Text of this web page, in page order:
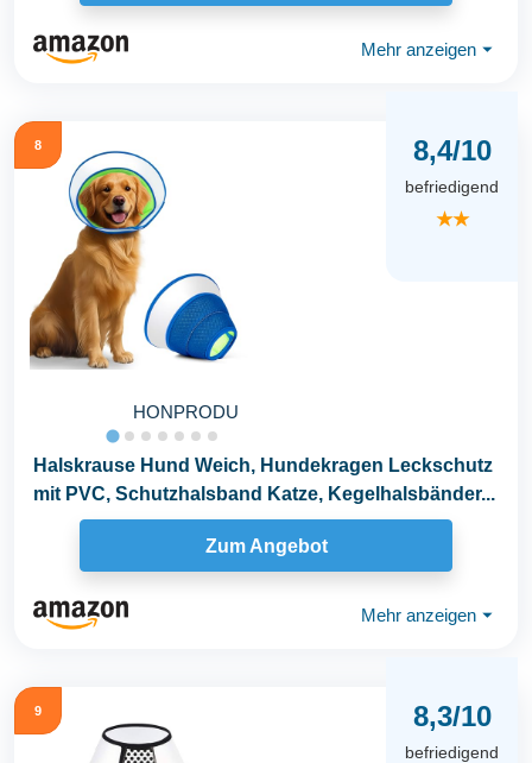
Mehr anzeigen ⏷
8
HONPRODU
8,4/10
befriedigend
★★
Halskrause Hund Weich, Hundekragen Leckschutz
mit PVC, Schutzhalsband Katze, Kegelhalsbänder...
Zum Angebot
Mehr anzeigen ⏷
9 8,3/10
befriedigend